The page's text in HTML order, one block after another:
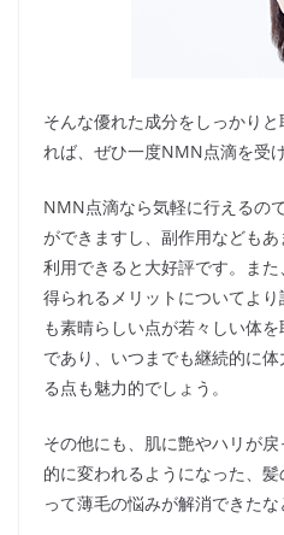
そんな優れた成分をしっかり
れば、ぜひ一度NMN点滴を受
NMN点滴なら気軽に行えるの
ができますし、副作用なども
利用できると大好評です。ま
得られるメリットについてよ
も素晴らしい点が若々しい体
であり、いつまでも継続的に
る点も魅力的でしょう。
その他にも、肌に艶やハリが
的に変われるようになった、
って薄毛の悩みが解消できたな